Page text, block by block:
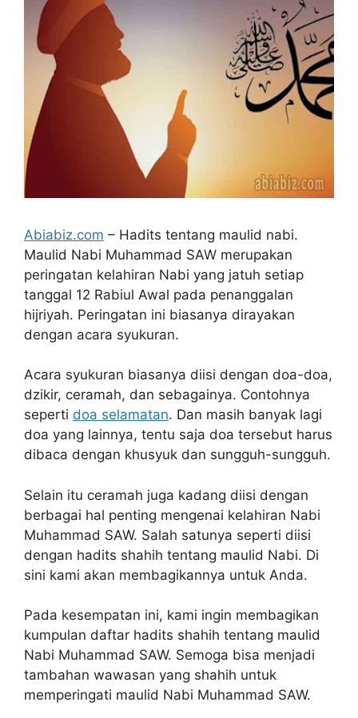
Abiabiz.com – Hadits tentang maulid nabi.
Maulid Nabi Muhammad SAW merupakan
peringatan kelahiran Nabi yang jatuh setiap
tanggal 12 Rabiul Awal pada penanggalan
hijriyah. Peringatan ini biasanya dirayakan
dengan acara syukuran.
Acara syukuran biasanya diisi dengan doa-doa,
dzikir, ceramah, dan sebagainya. Contohnya
seperti doa selamatan. Dan masih banyak lagi
doa yang lainnya, tentu saja doa tersebut harus
dibaca dengan khusyuk dan sungguh-sungguh.
Selain itu ceramah juga kadang diisi dengan
berbagai hal penting mengenai kelahiran Nabi
Muhammad SAW. Salah satunya seperti diisi
dengan hadits shahih tentang maulid Nabi. Di
sini kami akan membagikannya untuk Anda.
Pada kesempatan ini, kami ingin membagikan
kumpulan daftar hadits shahih tentang maulid
Nabi Muhammad SAW. Semoga bisa menjadi
tambahan wawasan yang shahih untuk
memperingati maulid Nabi Muhammad SAW.